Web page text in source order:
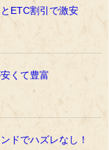
ETC割引で激安
くて豊富
ドでハズレなし！